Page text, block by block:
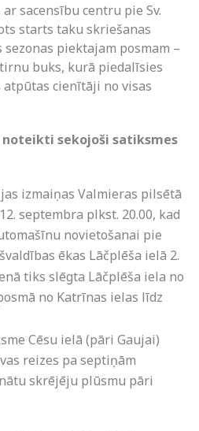
sacensību centru pie Sv.
starts taku skriešanas
piektajam posmam –
buks, kurā piedalīsies
cienītāji no visas
noteikti sekojoši satiksmes
izmaiņas Valmieras pilsētā
septembra plkst. 20.00, kad
novietošanai pie
ēkas Lāčplēša ielā 2.
tiks slēgta Lāčplēša iela no
no Katrīnas ielas līdz
Cēsu ielā (pāri Gaujai)
reizes pa septiņām
skrējēju plūsmu pāri